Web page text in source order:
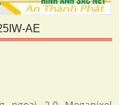
AE